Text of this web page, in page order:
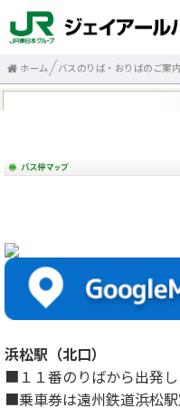
ホーム バスのりば・おりばのご案内
浜松駅（北口）
■１１番のりばから出発し
■乗車券は遠州鉄道浜松駅